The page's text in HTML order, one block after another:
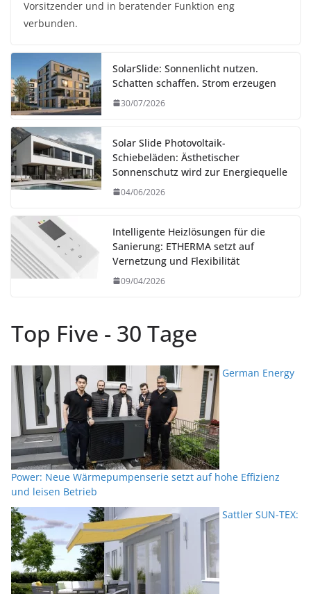
Vorsitzender und in beratender Funktion eng
verbunden.
SolarSlide: Sonnenlicht nutzen.
Schatten schaffen. Strom erzeugen
30/07/2026
Solar Slide Photovoltaik-
Schiebeläden: Ästhetischer
Sonnenschutz wird zur Energiequelle
04/06/2026
Intelligente Heizlösungen für die
Sanierung: ETHERMA setzt auf
Vernetzung und Flexibilität
09/04/2026
Top Five - 30 Tage
German Energy
Power: Neue Wärmepumpenserie setzt auf hohe Effizienz
und leisen Betrieb
Sattler SUN-TEX: